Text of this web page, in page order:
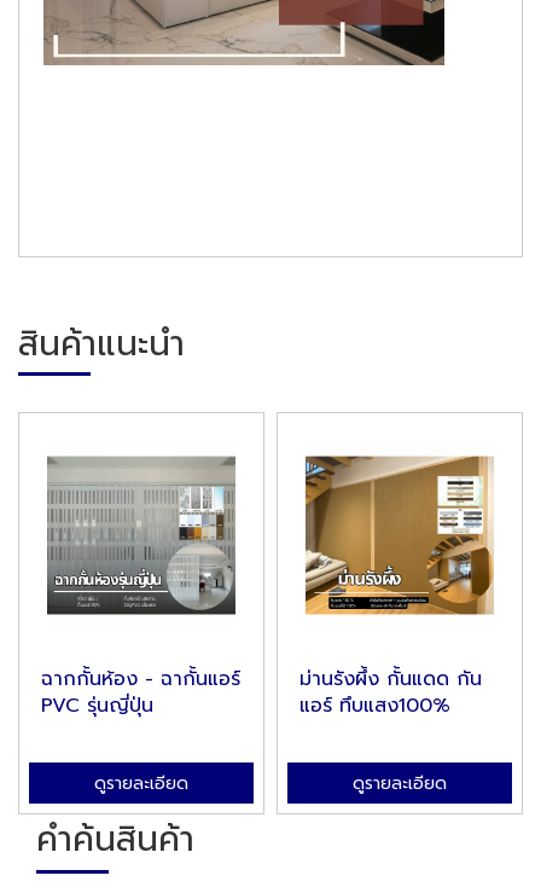
สินค้าแนะนำ
กกั้นห้อง - ฉากั้นแอร์
รุ่นญี่ปุ่น
ดูรายละเอียด
ม่านรังผึ้ง กั้นแดด กัน
แอร์ ทึบแสง100%
ดูรายละเอียด
คำค้นสินค้า